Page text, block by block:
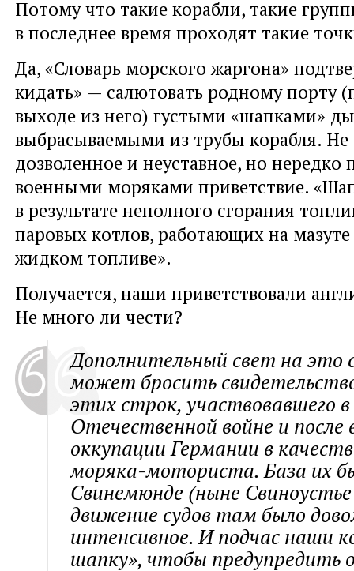
Потому что такие корабли, такие
в последнее время проходят такие
Да, «Словарь морского жаргона»
кидать» — салютовать родному порту
выходе из него) густыми «шапками»
выбрасываемыми из трубы корабля. Не
дозволенное и неуставное, но
военными моряками приветствие.
в результате неполного сгорания
паровых котлов, работающих на
жидком топливе».
Получается, наши приветствовали
Не много ли чести?
Дополнительный свет на это
может бросить
этих строк, участвовавшего
Отечественной войне и после
оккупации Германии в
моряка-моториста. База их
Свинемюнде (ныне
движение судов там было
интенсивное. И подчас наши
шапку», чтобы предупредить